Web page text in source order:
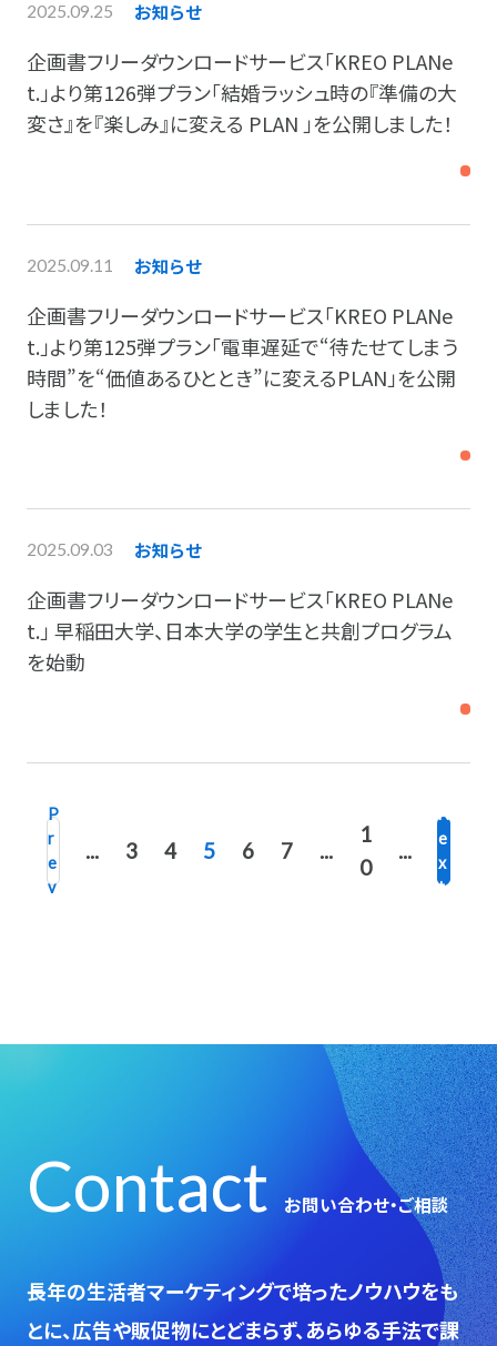
2025.09.25 お知らせ
企画書フリーダウンロードサービス「KREO PLANe
t.」より第126弾プラン「結婚ラッシュ時の『準備の大
変さ』を『楽しみ』に変える PLAN 」を公開しました！
2025.09.11 お知らせ
企画書フリーダウンロードサービス「KREO PLANe
t.」より第125弾プラン「電車遅延で“待たせてしまう
時間”を“価値あるひととき”に変えるPLAN」を公開
しました！
2025.09.03 お知らせ
企画書フリーダウンロードサービス「KREO PLANe
t.」 早稲田大学、日本大学の学生と共創プログラム
を始動
P
r
e
v
... 3 4 5 6 7 ...
1
0
...
N
e
x
t
Contact お問い合わせ・ご相談
⻑年の生活者マーケティングで培ったノウハウをも
とに、広告や販促物にとどまらず、あらゆる手法で課